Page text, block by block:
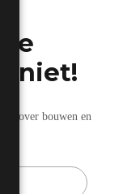
niet!
over bouwen en